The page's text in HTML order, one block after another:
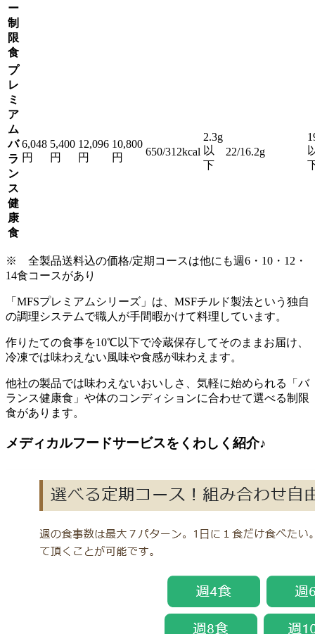
ー
制
限
食
プ
レ
ミ
ア
ム
バ
ラ
ン
ス
健
康
食
6,048
円
5,400
円
12,096
円
10,800
円
650/312kcal
2.3g
以
下
22/16.2g
※ 全製品送料込の価格/定期コースは他にも週6・10・12・
14食コースがあり
「MFSプレミアムシリーズ」は、MSFチルド製法という独自
の調理システムで職人が手間暇かけて料理しています。
作りたての食事を10℃以下で冷蔵保存してそのままお届け、
冷凍では味わえない風味や食感が味わえます。
他社の製品では味わえないおいしさ、気軽に始められる「バ
ランス健康食」や体のコンディションに合わせて選べる制限
食があります。
メディカルフードサービスをくわしく紹介♪